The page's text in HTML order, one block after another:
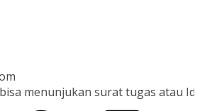
surat tugas atau Id Card